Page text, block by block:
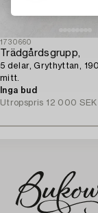
1730660
Trädgårdsgrupp,
5 delar, Grythyttan,
mitt.
Inga bud
Utropspris 12 000 SEK